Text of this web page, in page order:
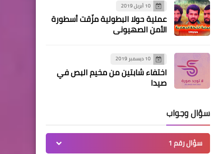
محطات
وفد من الجها~د الإسلا/مي
منوعات
شعبنا إلى التقيد بالإرشادات
الصحية وعدم الاستهتار بعودة
انتشار فيروس "كورونا"
10 أبريل 2019
عملية حولا البطولية مزّقت أسطورة
الأمن الصهيوني
10 ديسمبر 2019
اختفاء شابتين من مخيم البص في
صيدا
سؤال وجواب
سؤال رقم 1